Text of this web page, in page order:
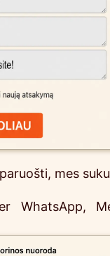
mes
WhatsApp,